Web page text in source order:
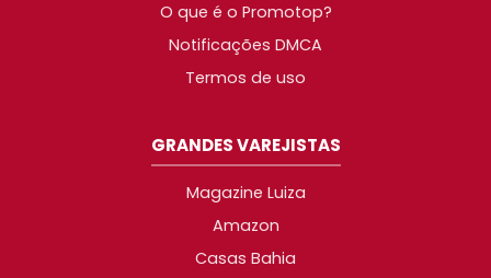
O que é o Promotop?
Notificações DMCA
Termos de uso
GRANDES VAREJISTAS
Magazine Luiza
Amazon
Casas Bahia